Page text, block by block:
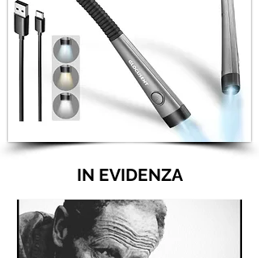
IN EVIDENZA